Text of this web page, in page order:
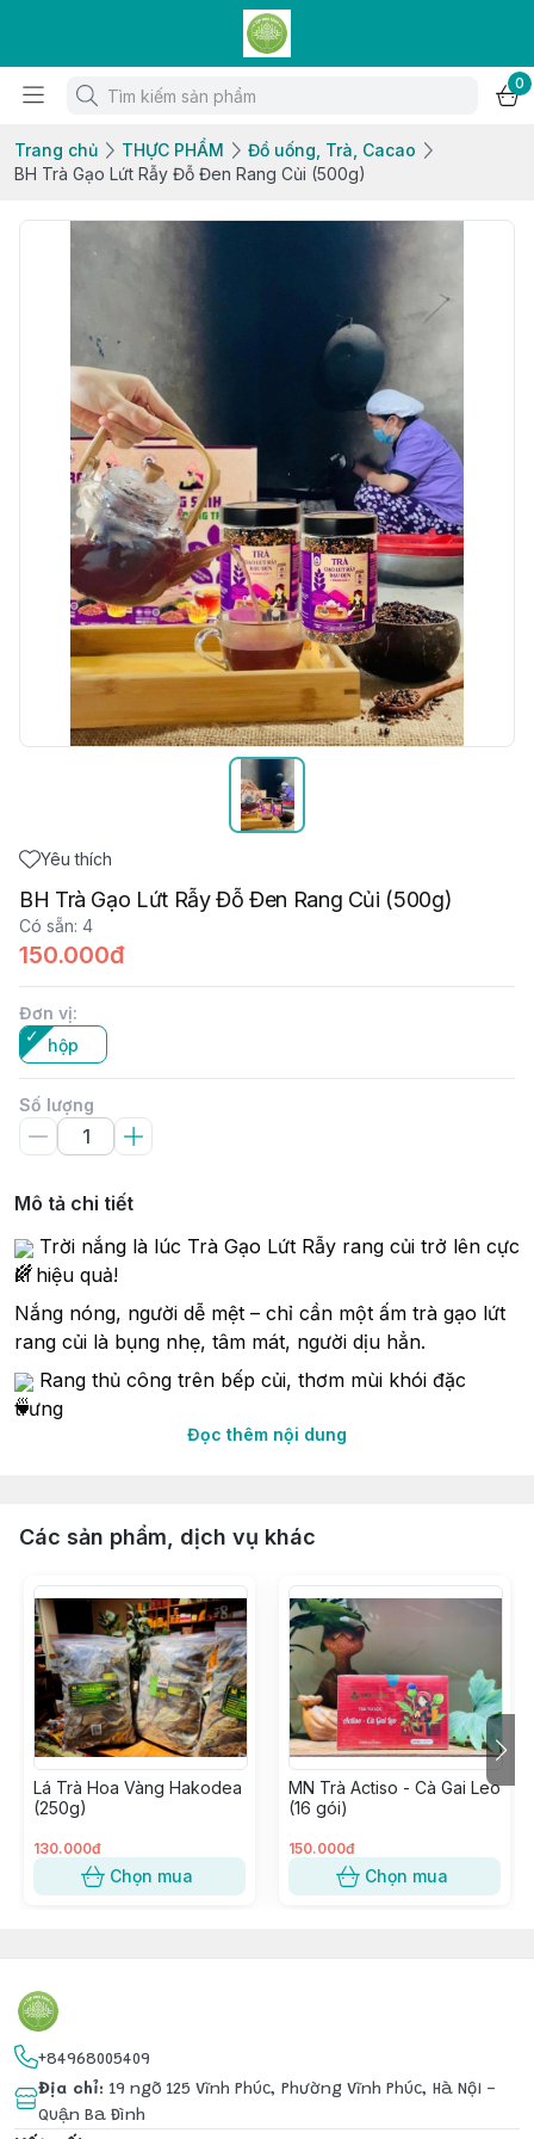
0
Trang chủ THỰC PHẨM
Đồ uống, Trà, Cacao
BH Trà Gạo Lứt Rẫy Đỗ Đen Rang Củi (500g)
Yêu thích
BH Trà Gạo Lứt Rẫy Đỗ Đen Rang Củi (500g)
Có sẵn: 4
150.000đ
Đơn vị:
hộp
Số lượng
Mô tả chi tiết
Trời nắng là lúc Trà Gạo Lứt Rẫy rang củi trở lên cực
kì hiệu quả!
Nắng nóng, người dễ mệt – chỉ cần một ấm trà gạo lứt
rang củi là bụng nhẹ, tâm mát, người dịu hẳn.
Rang thủ công trên bếp củi, thơm mùi khói đặc
trưng
Vị thanh nhẹ, hậu ngọt, không chát, không đắng – ai
– Gạo lứt rẫy thuận tự nhiên – không phân bón, không
– Đậu đen xanh lòng – mát gan, lợi tiểu, hỗ trợ giải độc
Công dụng nổi bật:
– 𝐓𝐡𝐚𝐧𝐡 𝐥𝐨̣𝐜 𝐜𝐨̛ 𝐭𝐡𝐞̂̉
- 𝐇𝐨̂̃ 𝐭𝐫𝐨̛̣ 𝐭𝐢𝐞̂𝐮 𝐡𝐨𝐚́
- Đ𝐞̣𝐩 𝐝𝐚, đ𝐞̣𝐩 𝐝𝐚́𝐧𝐠
– 𝐆𝐢𝐚̉𝐦 𝐜𝐡𝐨𝐥𝐞𝐬𝐭𝐞𝐫𝐨𝐥
- 𝐇𝐨̂̃ 𝐭𝐫𝐨̛̣ 𝐦𝐚́𝐭 𝐠𝐚𝐧, 𝐧𝐠𝐮̉ 𝐧𝐠𝐨𝐧, đ𝐚̣̆𝐜 𝐛𝐢𝐞̣̂𝐭 𝐭𝐨̂́𝐭 𝐦𝐮̀𝐚 𝐧𝐚̆́𝐧𝐠...
Dùng nóng hay lạnh đều ngon
Lành – thật – mát từ bên trong
Đọc thêm nội dung
Các sản phẩm, dịch vụ khác
Lá Trà Hoa Vàng Hakodea
(250g)
130.000đ
Chọn mua
MN Trà Actiso - Cà Gai Leo
(16 gói)
150.000đ
Chọn mua
+84968005409
Địa chỉ: 19 ngõ 125 Vĩnh Phúc, Phường Vĩnh Phúc, Hà Nội -
Quận Ba Đình